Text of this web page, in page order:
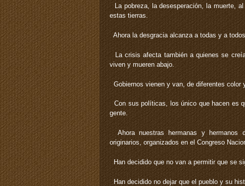
La pobreza, la desesperación, la muerte,
estas tierras.
Ahora la desgracia alcanza a todas y a
La crisis afecta también a quienes se
viven y mueren abajo.
Gobiernos vienen y van, de diferentes color
Con sus políticas, los único que hacen es
gente.
Ahora nuestras hermanas y hermanos
originarios, organizados en el Congreso
Han decidido que no van a permitir que se
Han decidido no dejar que el pueblo y su